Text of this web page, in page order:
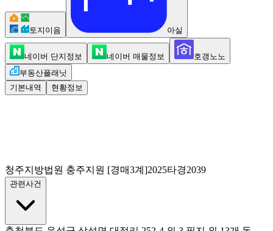
토지이음 아실
네이버 단지정보 네이버 매물정보
호갱노노
부동산플래닛
기본내역
현황정보
청주지방법원 충주지원 [경매3계]2025타경2039
관련사건